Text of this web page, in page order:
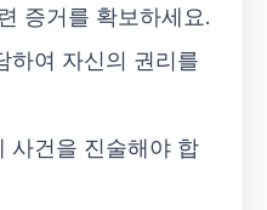
증거를 확보하세요.
하여 자신의 권리를
사건을 진술해야 합